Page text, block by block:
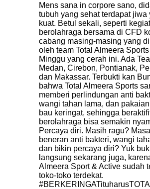
Mens sana in corpore sano,
tubuh yang sehat terdapat jiwa
kuat. Betul sekali, seperti
berolahraga bersama di CFD
cabang masing-masing yang
oleh team Total Almeera
Minggu yang cerah ini. Ada
Medan, Cirebon, Pontianak,
dan Makassar. Terbukti kan
bahwa Total Almeera Sports
memberi perlindungan anti
wangi tahan lama, dan
bau keringat, sehingga
berolahraga bisa semakin
Percaya diri. Masih ragu?
beneran anti bakteri, wangi
dan bikin percaya diri? Yuk
langsung sekarang juga,
Almeera Sport & Active sudah
toko-toko terdekat.